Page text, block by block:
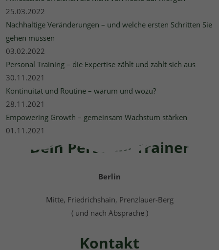
25.03.2022
Nachhaltige Veränderungen – und welche ersten Schritten Sie
gehen müssen
03.02.2022
Personal Training – die Expertise zählt und zahlt sich aus
30.11.2021
Kontinuität und Routine – warum und wozu?
28.11.2021
Empowering Growth – gemeinsam Wachstum stärken
01.11.2021
Dein Personal Trainer
Berlin
Mitte, Friedrichshain, Prenzlauer-Berg
( und nach Absprache )
Kontakt